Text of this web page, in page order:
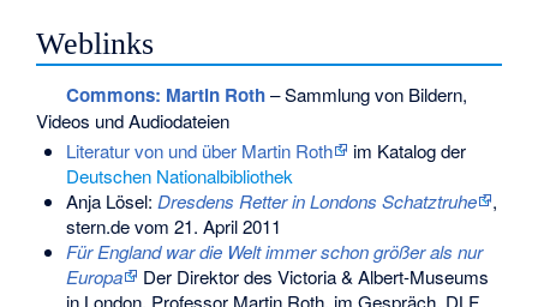
Weblinks
Commons: Martin Roth– Sammlung von Bildern,
Videos und Audiodateien
Literatur von und über Martin Roth
im Katalog der
Deutschen Nationalbibliothek
Anja Lösel: Dresdens Retter in Londons Schatztruhe
,
stern.de vom 21. April 2011
Für England war die Welt immer schon größer als nur
Europa
Der Direktor des Victoria & Albert-Museums
in London, Professor Martin Roth, im Gespräch. DLF